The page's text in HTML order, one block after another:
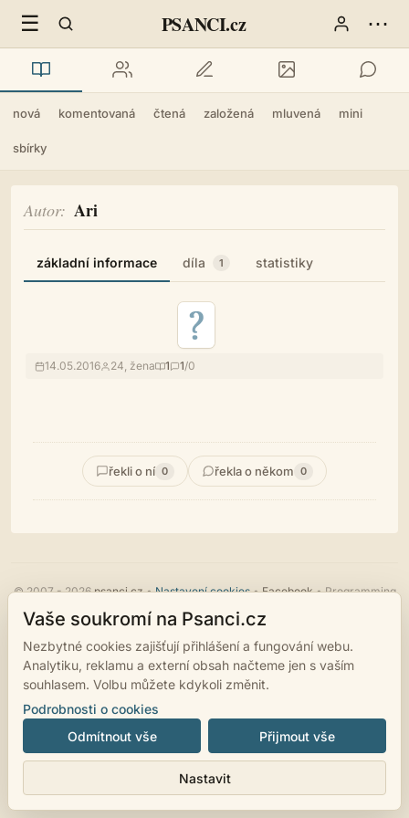
☰ PSANCI.cz ⋯
nová komentovaná čtená založená mluvená mini
sbírky
Autor Ari
základní informace díla 1 statistiky
14.05.2016 24, žena 1 1/0
řekli o ní 0 řekla o někom 0
© 2007 - 2026psanci.cz•Nastavení cookies•Facebook• Programming
Vaše soukromí na Psanci.cz
Nezbytné cookies zajišťují přihlášení a fungování webu.
Analytiku, reklamu a externí obsah načteme jen s vaším
souhlasem. Volbu můžete kdykoli změnit.
Podrobnosti o cookies
Odmítnout vše
Nastavit
Přijmout vše